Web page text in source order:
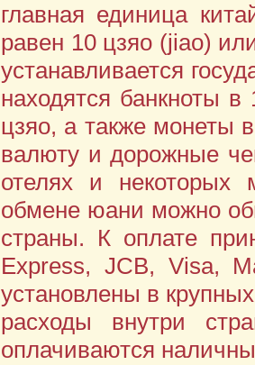
главная единица
равен 10 цзяо (jiao)
устанавливается
находятся банкноты
цзяо, а также монеты
валюту и дорожные
отелях и некоторых
обмене юани можно
страны. К оплате
Express, JCB, Visa,
установлены в
расходы внутри
оплачиваются